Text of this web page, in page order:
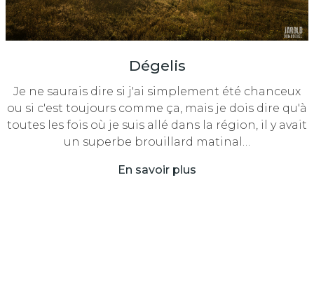
Dégelis
Je ne saurais dire si j'ai simplement été chanceux
ou si c'est toujours comme ça, mais je dois dire qu'à
toutes les fois où je suis allé dans la région, il y avait
un superbe brouillard matinal…
En savoir plus